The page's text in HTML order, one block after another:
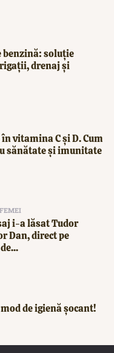
benzină: soluție
drenaj și
vitamina C și D. Cum
sănătate și imunitate
i-a lăsat Tudor
Dan, direct pe
de igienă șocant!